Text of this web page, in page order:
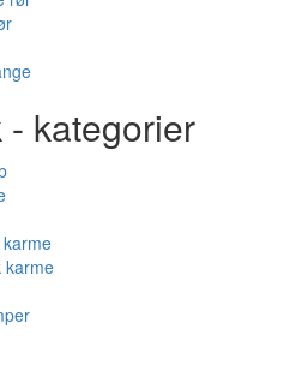
- kategorier
karme